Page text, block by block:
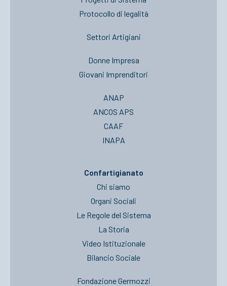
Protocollo di legalità
Settori Artigiani
Donne Impresa
Giovani Imprenditori
ANAP
ANCOS APS
CAAF
INAPA
Confartigianato
Chi siamo
Organi Sociali
Le Regole del Sistema
La Storia
Video Istituzionale
Bilancio Sociale
Fondazione Germozzi